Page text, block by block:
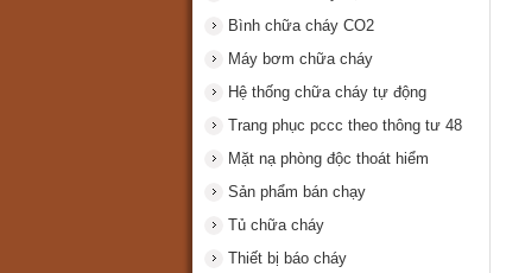
Bình chữa cháy CO2
Máy bơm chữa cháy
Hệ thống chữa cháy tự động
Trang phục pccc theo thông tư 48
Mặt nạ phòng độc thoát hiểm
Sản phẩm bán chạy
Tủ chữa cháy
Thiết bị báo cháy